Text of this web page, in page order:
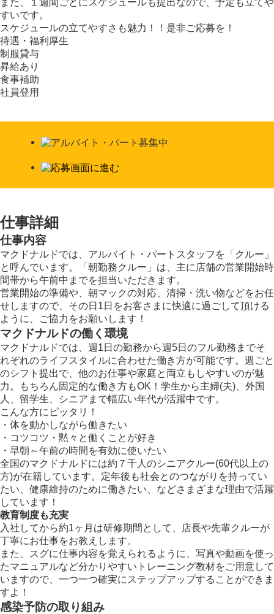
すいです。
スケジュールの立てやすさも魅力！！是非ご応募を！
待遇・福利厚生
制服貸与
昇給あり
食事補助
社員登用
仕事詳細
仕事内容
マクドナルドでは、アルバイト・パートスタッフを「クルー」
と呼んでいます。「朝勤務クルー」は、主に店舗の営業開始時
間帯から午前中までを担当いただきます。
営業開始の準備や、朝マックの対応、清掃・洗い物などをお任
せしますので、その日1日をお客さまに快適に過ごして頂ける
ように、ご協力をお願いします！
マクドナルドの働く環境
マクドナルドでは、週1日の勤務から週5日のフル勤務までそ
れぞれのライフスタイルに合わせた働き方が可能です。週ごと
のシフト提出で、他のお仕事や家庭と両立もしやすいのが魅
力。もちろん固定的な働き方もOK！学生から主婦(夫)、外国
人、留学生、シニアまで幅広い年代が活躍中です。
こんな方にピッタリ！
・体を動かしながら働きたい
・コツコツ・黙々と働くことが好き
・早朝～午前の時間を有効に使いたい
全国のマクドナルドには約７千人のシニアクルー(60代以上の
方)が在籍しています。定年後も社会とのつながりを持ってい
たい、健康維持のために働きたい、などさまざまな理由で活躍
しています！
教育制度も充実
入社してから約1ヶ月は研修期間として、店長や先輩クルーが
丁寧にお仕事をお教えします。
また、スグに仕事内容を覚えられるように、写真や動画を使っ
たマニュアルなど分かりやすいトレーニング教材をご用意して
いますので、一つ一つ確実にステップアップすることができま
すよ！
感染予防の取り組み